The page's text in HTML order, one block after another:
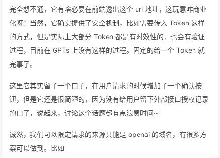
完全想不通，它有啥必要在前端透出这个 url 地址，这玩意咋商业
化呀！当然，它确实提供了安全机制，比如需要传入 Token 这样
的方式，但是实际上大部分 Token 都是有时效性的，也会有验证
过程，目前在 GPTs 上没有这样的过程。固定的给一个 Token 就
完事了。
这里它其实留了一个口子，在用户请求的时候增加了一个确认按
钮，但是它还是很简陋的，因为没有给用户留下外部接口授权记录
的口子，说起来，讨论这个话题都有点浪费时间~
诚然，我们可以限定请求的来源只能是 openai 的域名，有很多方
案可以做到。比如